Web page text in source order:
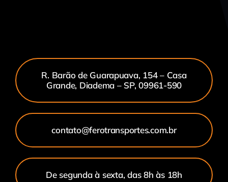
R. Barão de Guarapuava, 154 – Casa
Grande, Diadema – SP, 09961-590
contato@ferotransportes.com.br
De segunda à sexta, das 8h às 18h